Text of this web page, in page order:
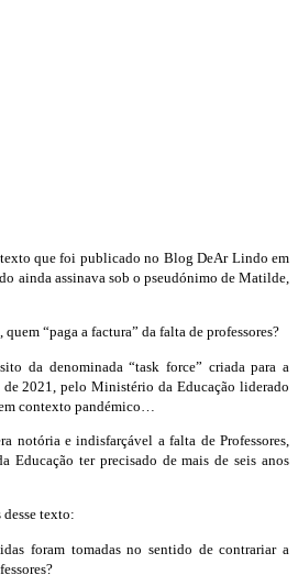
texto que foi publicado no Blog DeAr Lindo em
ainda assinava sob o pseudónimo de Matilde,
“paga a factura” da falta de professores?
da denominada “task force” criada para a
2021, pelo Ministério da Educação liderado
contexto pandémico…
notória e indisfarçável a falta de Professores,
Educação ter precisado de mais de seis anos
texto:
foram tomadas no sentido de contrariar a